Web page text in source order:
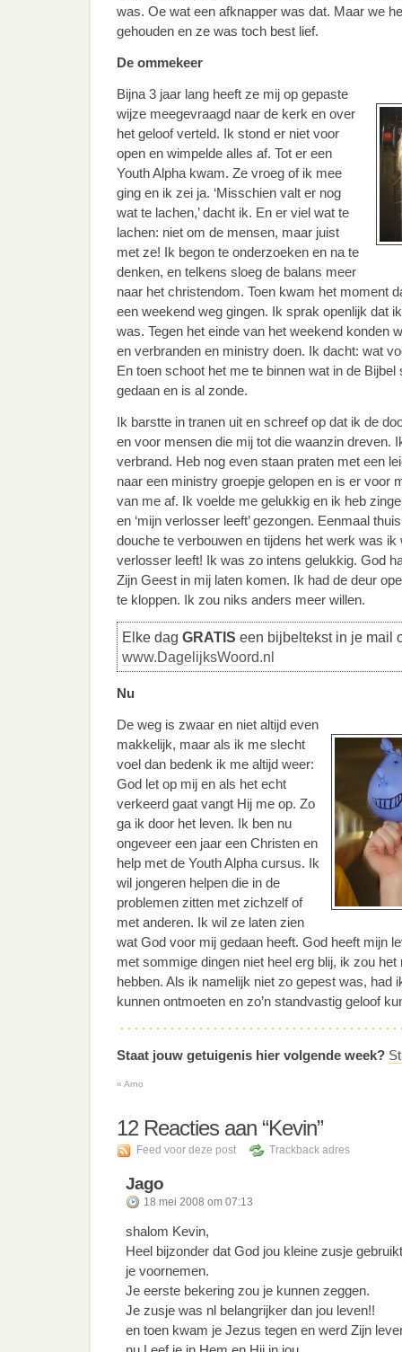
was. Oe wat een afknapper was dat. Maar we
gehouden en ze was toch best lief.
De ommekeer
Bijna 3 jaar lang heeft ze mij op gepaste
wijze meegevraagd naar de kerk en over
het geloof verteld. Ik stond er niet voor
open en wimpelde alles af. Tot er een
Youth Alpha kwam. Ze vroeg of ik mee
ging en ik zei ja. ‘Misschien valt er nog
wat te lachen,’ dacht ik. En er viel wat te
lachen: niet om de mensen, maar juist
met ze! Ik begon te onderzoeken en na te
denken, en telkens sloeg de balans meer
naar het christendom. Toen kwam het moment
een weekend weg gingen. Ik sprak openlijk dat
was. Tegen het einde van het weekend konden
en verbranden en ministry doen. Ik dacht: wat
En toen schoot het me te binnen wat in de Bijbel
gedaan en is al zonde.
Ik barstte in tranen uit en schreef op dat ik de
en voor mensen die mij tot die waanzin dreven.
verbrand. Heb nog even staan praten met een
naar een ministry groepje gelopen en is er voor
van me af. Ik voelde me gelukkig en ik heb
en ‘mijn verlosser leeft’ gezongen. Eenmaal
douche te verbouwen en tijdens het werk was ik
verlosser leeft! Ik was zo intens gelukkig. God
Zijn Geest in mij laten komen. Ik had de deur
te kloppen. Ik zou niks anders meer willen.
Elke dag GRATIS een bijbeltekst in je mail
www.DagelijksWoord.nl
Nu
De weg is zwaar en niet altijd even
makkelijk, maar als ik me slecht
voel dan bedenk ik me altijd weer:
God let op mij en als het echt
verkeerd gaat vangt Hij me op. Zo
ga ik door het leven. Ik ben nu
ongeveer een jaar een Christen en
help met de Youth Alpha cursus. Ik
wil jongeren helpen die in de
problemen zitten met zichzelf of
met anderen. Ik wil ze laten zien
wat God voor mij gedaan heeft. God heeft mijn
met sommige dingen niet heel erg blij, ik zou het
hebben. Als ik namelijk niet zo gepest was, had
kunnen ontmoeten en zo’n standvastig geloof
Staat jouw getuigenis hier volgende week?
« Arno
12 Reacties aan “Kevin”
Feed voor deze post Trackback adres
Jago
18 mei 2008 om 07:13
shalom Kevin,
Heel bijzonder dat God jou kleine zusje
je voornemen.
Je eerste bekering zou je kunnen zeggen.
Je zusje was nl belangrijker dan jou leven!!
en toen kwam je Jezus tegen en werd Zijn